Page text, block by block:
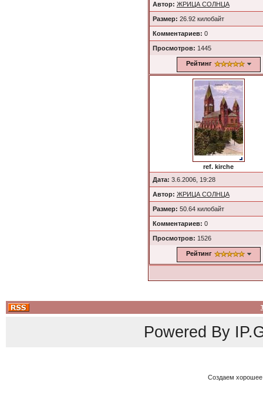
Автор: ЖРИЦА СОЛНЦА
Размер: 26.92 килобайт
Комментариев: 0
Просмотров: 1445
Рейтинг
ref. kirche
Дата: 3.6.2006, 19:28
Автор: ЖРИЦА СОЛНЦА
Размер: 50.64 килобайт
Комментариев: 0
Просмотров: 1526
Рейтинг
Powered By
Создаем